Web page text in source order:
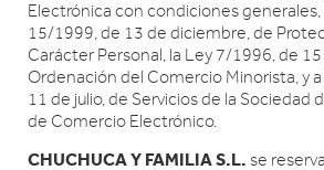
Electrónica con condiciones generales,
15/1999, de 13 de diciembre, de
Carácter Personal, la Ley 7/1996, de
Ordenación del Comercio Minorista, y
11 de julio, de Servicios de la Sociedad
de Comercio Electrónico.
CHUCHUCA Y FAMILIA S.L. se